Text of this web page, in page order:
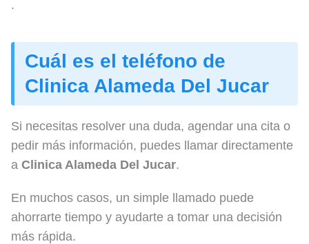
.
Cuál es el teléfono de
Clinica Alameda Del Jucar
Si necesitas resolver una duda, agendar una cita o
pedir más información, puedes llamar directamente
a Clinica Alameda Del Jucar.
En muchos casos, un simple llamado puede
ahorrarte tiempo y ayudarte a tomar una decisión
más rápida.